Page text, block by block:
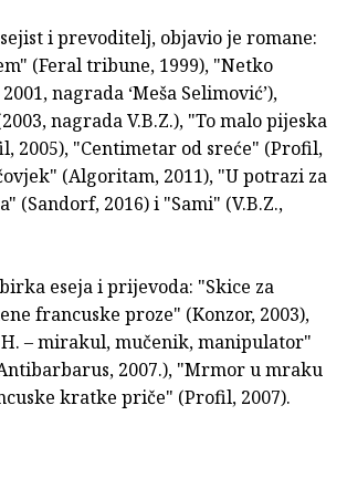
i prevoditelj, objavio je romane:
(Feral tribune, 1999), "Netko
nagrada ‘Meša Selimović’),
nagrada V.B.Z.), "To malo pijeska
2005), "Centimetar od sreće" (Profil,
(Algoritam, 2011), "U potrazi za
(Sandorf, 2016) i "Sami" (V.B.Z.,
eseja i prijevoda: "Skice za
francuske proze" (Konzor, 2003),
– mirakul, mučenik, manipulator"
2007.), "Mrmor u mraku
kratke priče" (Profil, 2007).